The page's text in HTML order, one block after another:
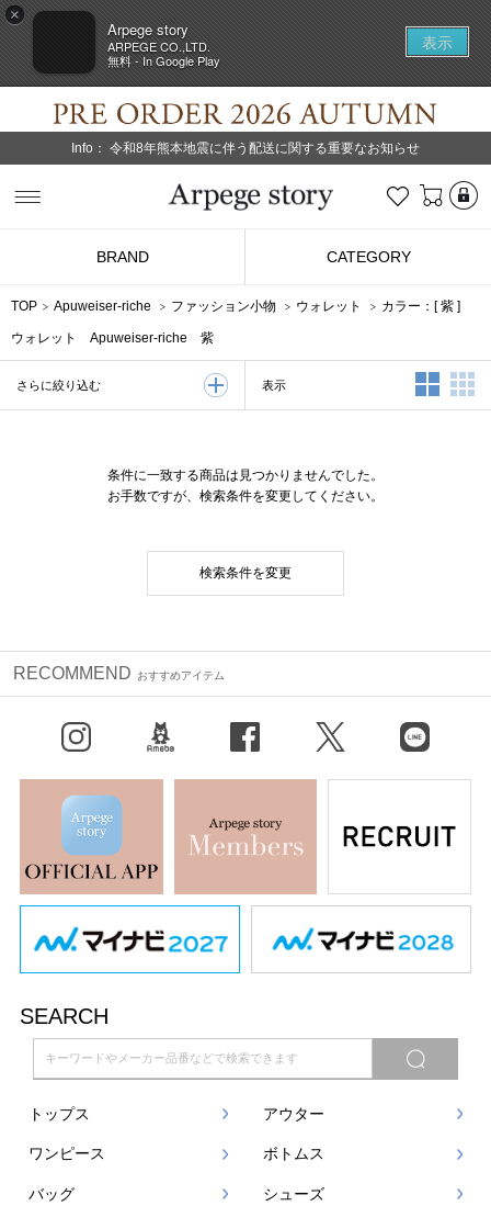
×
Arpege story
ARPEGE CO.,LTD.
無料 - In Google Play
表示
Info： 令和8年熊本地震に伴う配送に関する重要なお知らせ
お気に入り
BRAND CATEGORY
TOP Apuweiser-riche ファッション小物 ウォレット カラー：[紫 ]
ウォレット Apuweiser-riche 紫
さらに絞り込む 表示 2列表示
条件に一致する商品は見つかりませんでした。
お手数ですが、検索条件を変更してください。
検索条件を変更
RECOMMEND おすすめアイテム
X（旧Twitter） LINE
SEARCH
トップス アウター
ワンピース ボトムス
バッグ シューズ